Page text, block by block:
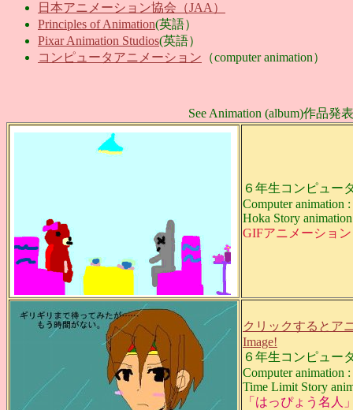
日本アニメーション協会（JAA）
Principles of Animation(英語）
Pixar Animation Studios(英語）
コンピュータアニメーション （computer animation）
See Animation (album)作品発表
６年生コンピュ
Computer animation
Hoka Story
GIFアニメーション
クリックするとア
Image!
６年生コンピュ
Computer animation
Time Limit Story
「はっぴょう名人